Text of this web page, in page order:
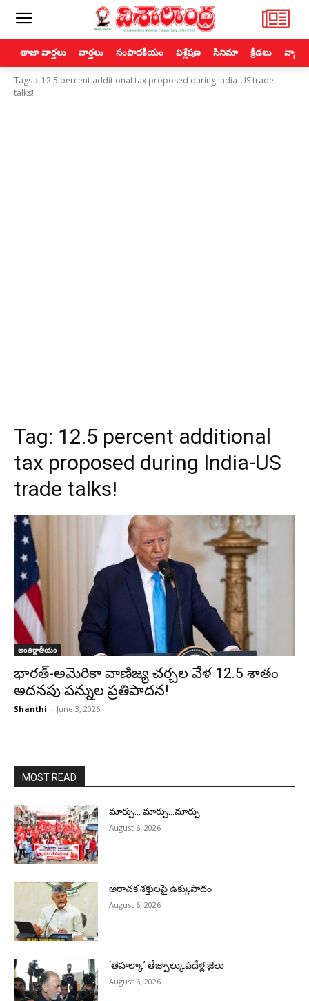
తాజా వార్తలు వార్తలు సంపాదకీయం విశ్లేషణ సినిమా క్రీడలు
Tags
12.5 percent additional tax proposed during India-US trade
talks!
Tag: 12.5 percent additional
tax proposed during India-US
trade talks!
అంతర్జాతీయం
భారత్-అమెరికా వాణిజ్య చర్చల వేళ 12.5 శాతం
అదనపు పన్నుల ప్రతిపాదన!
Shanthi - June 3, 2026
MOST READ
మార్పు… మార్పు…మార్పు
August 6, 2026
అరాచక శక్తులపై ఉక్కుపాదం
August 6, 2026
‘తెహల్కా’ తేజ్పాల్కుపదేళ్ల జైలు
August 6, 2026